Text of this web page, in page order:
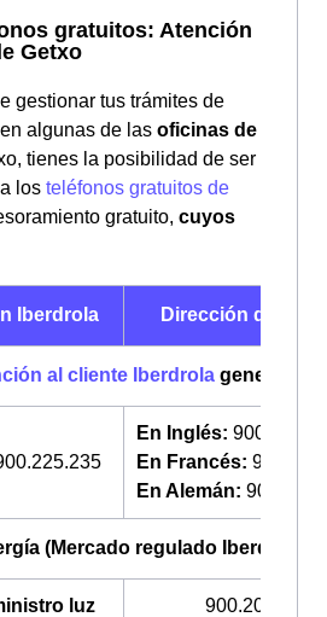
gratuitos: Atención
Getxo
gestionar tus trámites de
algunas de las oficinas de
tienes la posibilidad de ser
los teléfonos gratuitos de
gratuito, cuyos
Iberdrola Dirección de
al cliente Iberdrolageneral
En Inglés: 900 322
En Francés: 900 322
En Alemán: 900 225
(Mercado regulado Iberdrola)
luz 900.200.708